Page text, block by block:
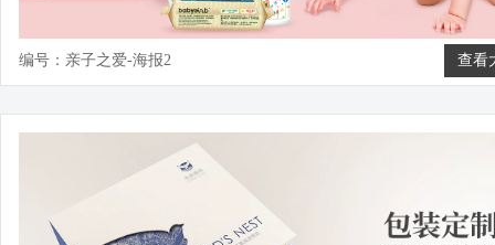
编号：亲子之爱-海报2 查看